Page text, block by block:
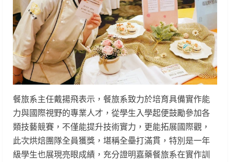
餐旅系主任戴揚飛表示，餐旅系致力於培育具備實作能
力與國際視野的專業人才，從學生入學起便鼓勵參加各
類技藝競賽，不僅能提升技術實力，更能拓展國際觀，
此次烘焙團隊全員獲獎，堪稱全壘打滿貫，特別是一年
級學生也展現亮眼成績，充分證明嘉藥餐旅系在實作訓